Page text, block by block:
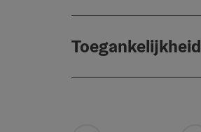
Toegankelijkheid